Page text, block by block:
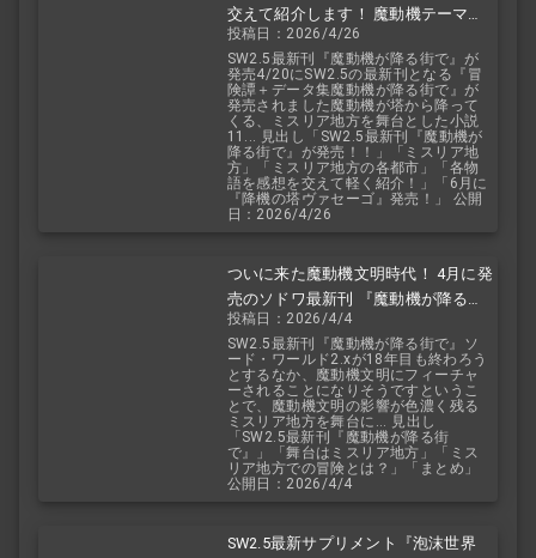
交えて紹介します！ 魔動機テーマの
小説！ おもしろいデータも多数！
投稿日：2026/4/26
SW2.5最新刊『魔動機が降る街で』が
発売4/20にSW2.5の最新刊となる『冒
険譚＋データ集魔動機が降る街で』が
発売されました魔動機が塔から降って
くる、ミスリア地方を舞台とした小説
11... 見出し「SW2.5最新刊『魔動機が
降る街で』が発売！！」「ミスリア地
方」「ミスリア地方の各都市」「各物
語を感想を交えて軽く紹介！」「6月に
『降機の塔ヴァセーゴ』発売！」 公開
日：2026/4/26
ついに来た魔動機文明時代！ 4月に発
売のソドワ最新刊 『魔動機が降る街
で』 紹介・予想・考察！
投稿日：2026/4/4
SW2.5最新刊『魔動機が降る街で』ソ
ード・ワールド2.xが18年目も終わろう
とするなか、魔動機文明にフィーチャ
ーされることになりそうですというこ
とで、魔動機文明の影響が色濃く残る
ミスリア地方を舞台に... 見出し
「SW2.5最新刊『魔動機が降る街
で』」「舞台はミスリア地方」「ミス
リア地方での冒険とは？」「まとめ」
公開日：2026/4/4
SW2.5最新サプリメント『泡沫世界